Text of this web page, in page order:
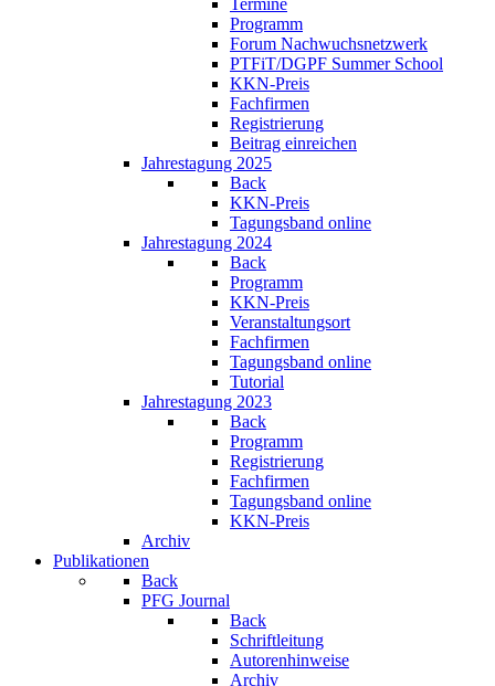
Termine
Programm
Forum Nachwuchsnetzwerk
PTFiT/DGPF Summer School
KKN-Preis
Fachfirmen
Registrierung
Beitrag einreichen
Jahrestagung 2025
Back
KKN-Preis
Tagungsband online
Jahrestagung 2024
Back
Programm
KKN-Preis
Veranstaltungsort
Fachfirmen
Tagungsband online
Tutorial
Jahrestagung 2023
Back
Programm
Registrierung
Fachfirmen
Tagungsband online
KKN-Preis
Archiv
Publikationen
Back
PFG Journal
Back
Schriftleitung
Autorenhinweise
Archiv